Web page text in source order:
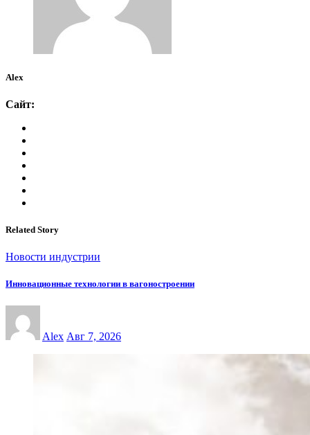
Alex
Сайт:
Related Story
Новости индустрии
Инновационные технологии в вагоностроении
Alex Авг 7, 2026